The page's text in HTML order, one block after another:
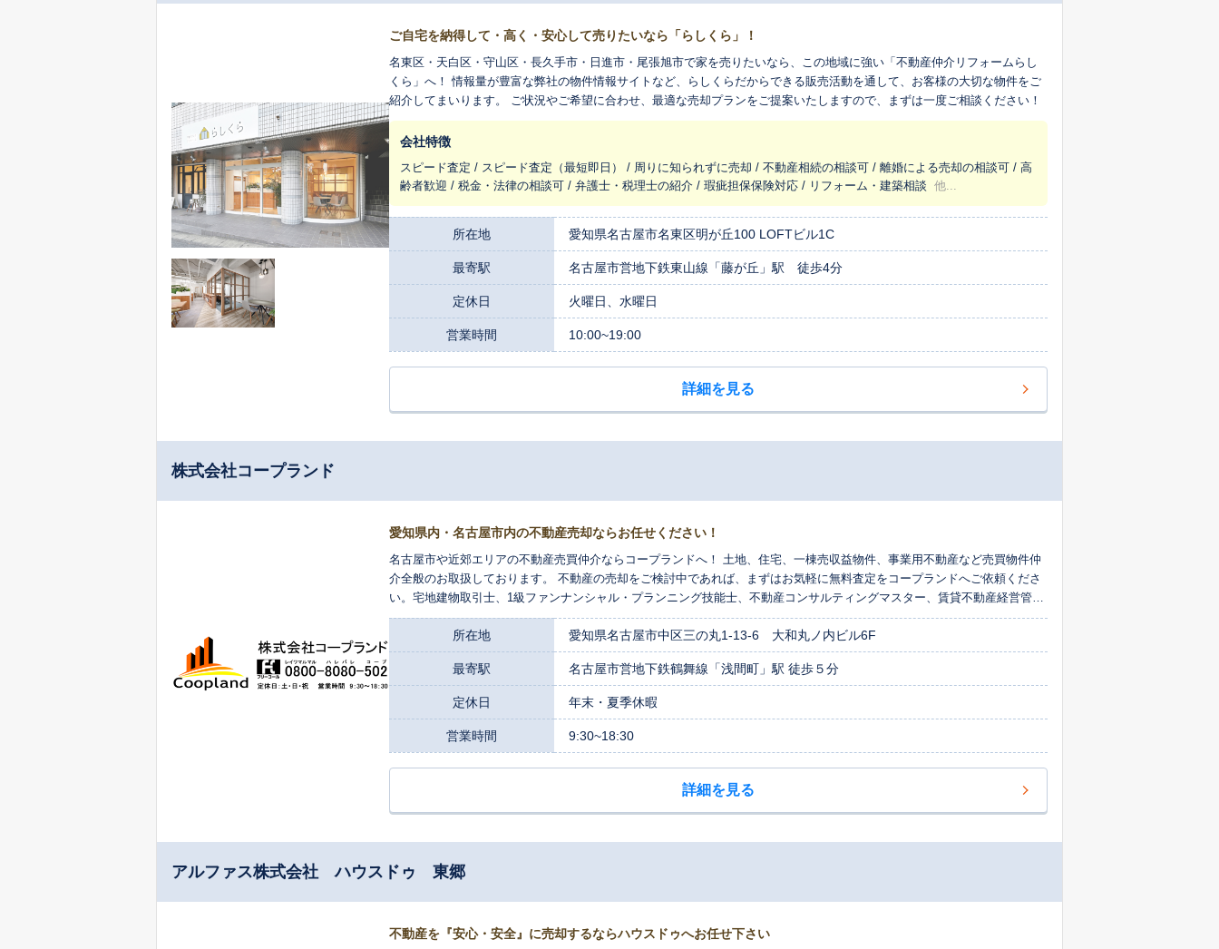
ご自宅を納得して・高く・安心して売りたいなら「らしくら」！
名東区・天白区・守山区・長久手市・日進市・尾張旭市で家を売りたいなら、この地域に強い「不動産仲介リフォームらし
くら」へ！ 情報量が豊富な弊社の物件情報サイトなど、らしくらだからできる販売活動を通して、お客様の大切な物件をご
紹介してまいります。 ご状況やご希望に合わせ、最適な売却プランをご提案いたしますので、まずは一度ご相談ください！
会社特徴
スピード査定 / スピード査定（最短即日） / 周りに知られずに売却 / 不動産相続の相談可 / 離婚による売却の相談可 / 高
齢者歓迎 / 税金・法律の相談可 / 弁護士・税理士の紹介 / 瑕疵担保保険対応 / リフォーム・建築相談 他...
所在地 愛知県名古屋市名東区明が丘100 LOFTビル1C
最寄駅 名古屋市営地下鉄東山線「藤が丘」駅 徒歩4分
定休日 火曜日、水曜日
営業時間 10:00~19:00
詳細を見る
株式会社コープランド
愛知県内・名古屋市内の不動産売却ならお任せください！
名古屋市や近郊エリアの不動産売買仲介ならコープランドへ！ 土地、住宅、一棟売収益物件、事業用不動産など売買物件仲
介全般のお取扱しております。 不動産の売却をご検討中であれば、まずはお気軽に無料査定をコープランドへご依頼くださ
い。宅地建物取引士、1級ファンナンシャル・プランニング技能士、不動産コンサルティングマスター、賃貸不動産経営管理
士などの不動産・金融の資格保有者が対応します。 当社ではしつこい営業は一切いたしませんのでお気軽にご連絡下さい
所在地 愛知県名古屋市中区三の丸1-13-6 大和丸ノ内ビル6F
最寄駅 名古屋市営地下鉄鶴舞線「浅間町」駅 徒歩５分
定休日 年末・夏季休暇
営業時間 9:30~18:30
詳細を見る
アルファス株式会社 ハウスドゥ 東郷
不動産を『安心・安全』に売却するならハウスドゥへお任せ下さい